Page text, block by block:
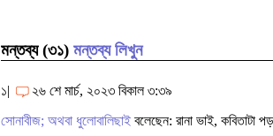
মন্তব্য (৩১) মন্তব্য লিখুন
১| ২৬ শে মার্চ, ২০২৩ বিকাল ৩:৩৯
সোনাবীজ; অথবা ধুলোবালিছাই বলেছেন: রানা ভাই,